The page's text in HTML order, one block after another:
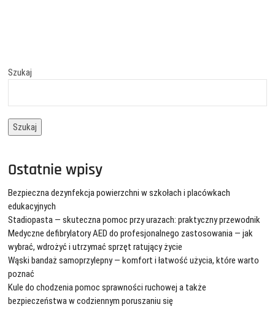
Szukaj
Szukaj
Ostatnie wpisy
Bezpieczna dezynfekcja powierzchni w szkołach i placówkach
edukacyjnych
Stadiopasta — skuteczna pomoc przy urazach: praktyczny przewodnik
Medyczne defibrylatory AED do profesjonalnego zastosowania — jak
wybrać, wdrożyć i utrzymać sprzęt ratujący życie
Wąski bandaż samoprzylepny — komfort i łatwość użycia, które warto
poznać
Kule do chodzenia pomoc sprawności ruchowej a także
bezpieczeństwa w codziennym poruszaniu się